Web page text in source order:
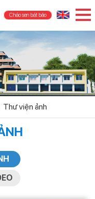
Cháo sen bát bảo
Thư viện ảnh